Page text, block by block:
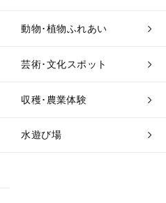
動物･植物ふれあい
芸術･文化スポット
収穫･農業体験
水遊び場